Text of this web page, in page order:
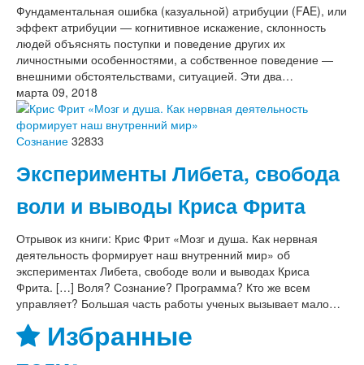
Фундаментальная ошибка (казуальной) атрибуции (FAE), или
эффект атрибуции — когнитивное искажение, склонность
людей объяснять поступки и поведение других их
личностными особенностями, а собственное поведение —
внешними обстоятельствами, ситуацией. Эти два…
марта 09, 2018
Сознание 32833
Эксперименты Либета, свобода
воли и выводы Криса Фрита
Отрывок из книги: Крис Фрит «Мозг и душа. Как нервная
деятельность формирует наш внутренний мир» об
экспериментах Либета, свободе воли и выводах Криса
Фрита. […] Воля? Сознание? Программа? Кто же всем
управляет? Большая часть работы ученых вызывает мало…
Избранные